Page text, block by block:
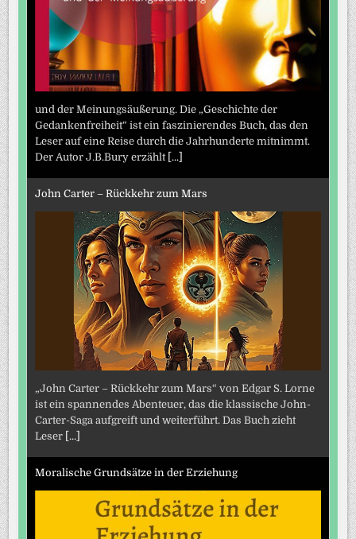
und der Meinungsäußerung. Die „Geschichte der
Gedankenfreiheit“ ist ein faszinierendes Buch, das den
Leser auf eine Reise durch die Jahrhunderte mitnimmt.
Der Autor J.B.Bury erzählt [...]
John Carter – Rückkehr zum Mars
„John Carter – Rückkehr zum Mars“ von Edgar S. Lorne
ist ein spannendes Abenteuer, das die klassische John-
Carter-Saga aufgreift und weiterführt. Das Buch zieht
Leser [...]
Moralische Grundsätze in der Erziehung